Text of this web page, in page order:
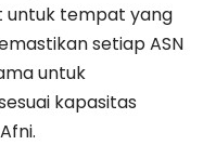
untuk tempat yang
setiap ASN
untuk
kapasitas